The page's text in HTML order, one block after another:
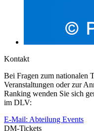
Kontakt
Bei Fragen zum nationalen
Veranstaltungen oder zur
Ranking wenden Sie sich
im DLV:
E-Mail: Abteilung Events
DM-Tickets